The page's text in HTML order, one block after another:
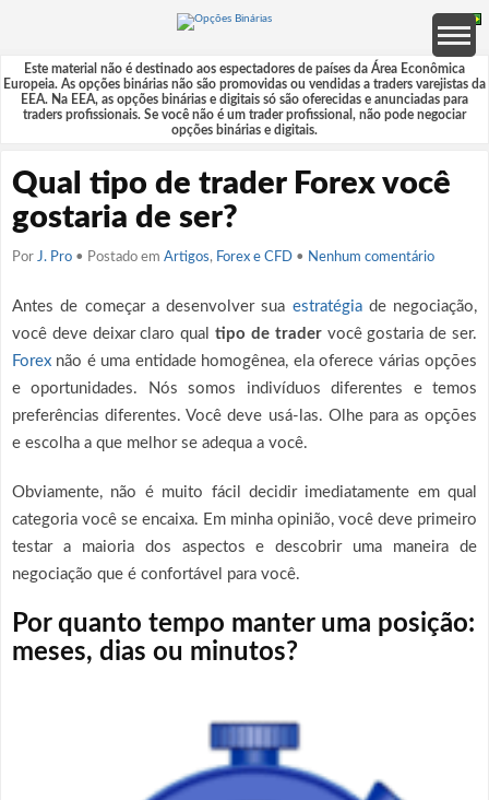
Este material não é destinado aos espectadores de países da Área Econômica
Europeia. As opções binárias não são promovidas ou vendidas a traders varejistas da
EEA. Na EEA, as opções binárias e digitais só são oferecidas e anunciadas para
traders profissionais. Se você não é um trader profissional, não pode negociar
opções binárias e digitais.
Qual tipo de trader Forex você
gostaria de ser?
Por J. Pro • Postado em Artigos, Forex e CFD • Nenhum comentário
Antes de começar a desenvolver sua estratégiade negociação,
você deve deixar claro qualtipo de tradervocê gostaria de ser.
Forex não é uma entidade homogênea, ela oferece várias opções
e oportunidades. Nós somos indivíduos diferentes e temos
preferências diferentes. Você deve usá-las. Olhe para as opções
e escolha a que melhor se adequa a você.
Obviamente, não é muito fácil decidir imediatamente em qual
categoria você se encaixa. Em minha opinião, você deve primeiro
testar a maioria dos aspectos e descobrir uma maneira de
negociação que é confortável para você.
Por quanto tempo manter uma posição:
meses, dias ou minutos?